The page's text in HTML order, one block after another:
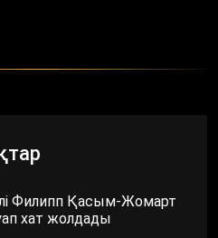
Филипп Қасым-Жомарт
хат жолдады